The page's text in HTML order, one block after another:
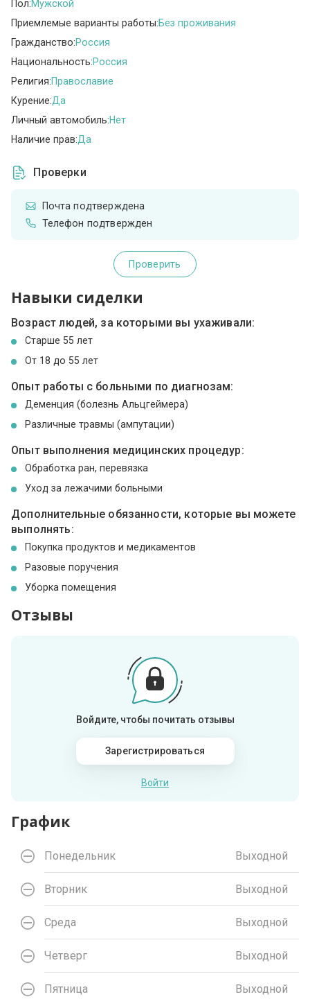
Пол:Мужской
Приемлемые варианты работы:Без проживания
Гражданство:Россия
Национальность:Россия
Религия:Православие
Курение:Да
Личный автомобиль:Нет
Наличие прав:Да
Проверки
Почта подтверждена
Телефон подтвержден
Проверить
Навыки сиделки
Возраст людей, за которыми вы ухаживали:
Cтарше 55 лет
От 18 до 55 лет
Опыт работы с больными по диагнозам:
Деменция (болезнь Альцгеймера)
Различные травмы (ампутации)
Опыт выполнения медицинских процедур:
Обработка ран, перевязка
Уход за лежачими больными
Дополнительные обязанности, которые вы можете
выполнять:
Покупка продуктов и медикаментов
Разовые поручения
Уборка помещения
Отзывы
Войдите, чтобы почитать отзывы
Зарегистрироваться
Войти
График
Понедельник Выходной
Вторник Выходной
Среда Выходной
Четверг Выходной
Пятница Выходной